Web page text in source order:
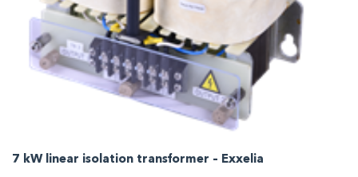
7 kW linear isolation transformer – Exxelia